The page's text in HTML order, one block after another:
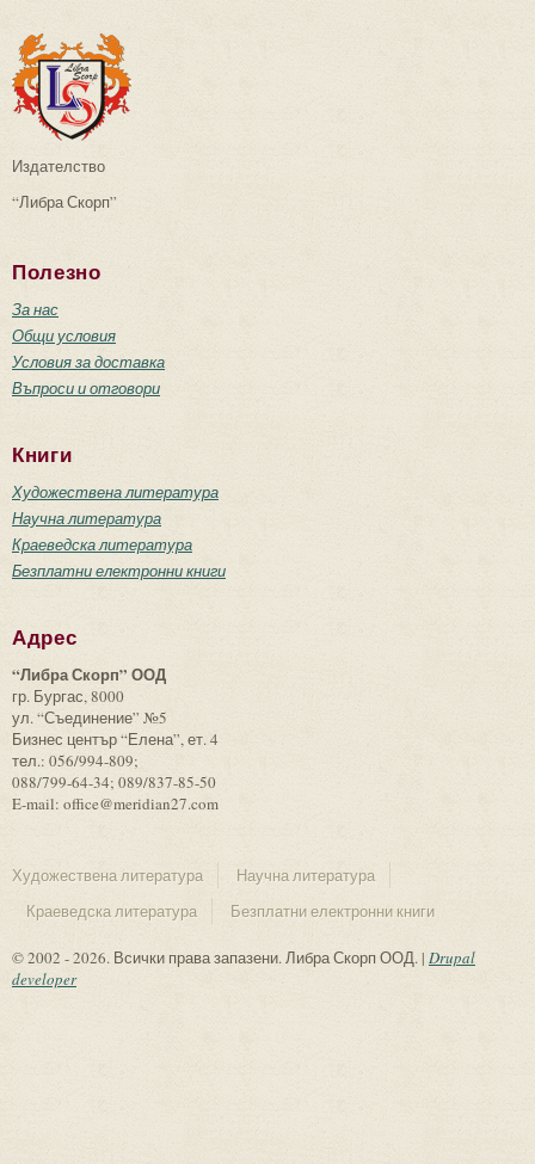
Издателство
“Либра Скорп”
Полезно
За нас
Общи условия
Условия за доставка
Въпроси и отговори
Книги
Художествена литература
Научна литература
Краеведска литература
Безплатни електронни книги
Адрес
“Либра Скорп” ООД
гр. Бургас, 8000
ул. “Съединение” №5
Бизнес център “Елена”, ет. 4
тел.: 056/994-809;
088/799-64-34; 089/837-85-50
E-mail: office@meridian27.com
Художествена литература
Научна литература
Краеведска литература
Безплатни електронни книги
© 2002 - 2026. Всички права запазени. Либра Скорп ООД. | Drupal
developer